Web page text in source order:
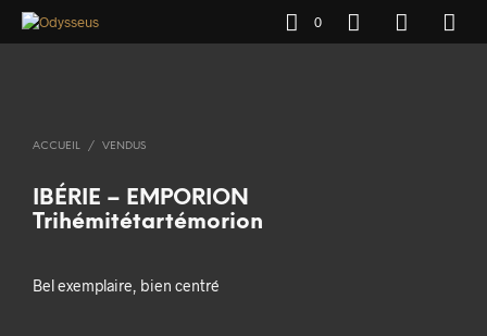
0
ACCUEIL / VENDUS
IBÉRIE – EMPORION
Trihémitétartémorion
Bel exemplaire, bien centré